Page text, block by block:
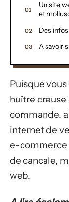
Un site
et
Des
A savoir
Puisque
huître creuse
commande,
internet de
e-commerce
de cancale,
web.